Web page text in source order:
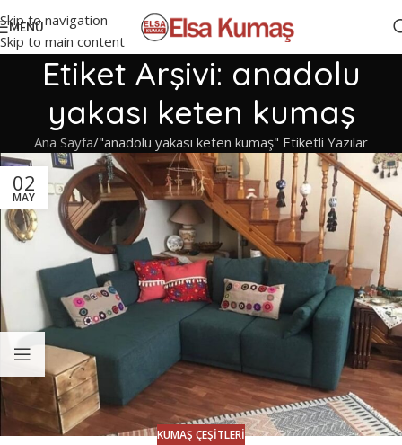
Skip to navigation
Skip to main content
MENÜ
Etiket Arşivi: anadolu
yakası keten kumaş
Ana Sayfa "anadolu yakası keten kumaş" Etiketli Yazılar
02
MAY
KUMAŞ ÇEŞITLERI